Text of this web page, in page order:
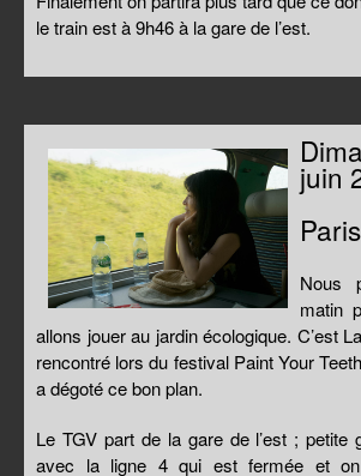
le train est à 9h46 à la gare de l’est.
juin
Nous
matin
allons jouer au jardin écologique. C’est
rencontré lors du festival Paint Your
a dégoté ce bon plan.
Le TGV part de la gare de l’est ; petite
avec la ligne 4 qui est fermée et